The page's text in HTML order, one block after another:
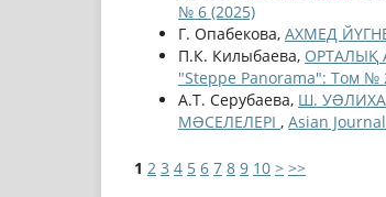
№ 6 (2025)
Г. Опабекова, АХМЕД
П.К. Килыбаева, ОРТАЛЫҚ
"Steppe Panorama": Том №
А.Т. Серубаева, Ш.
МƏСЕЛЕЛЕРІ , Asian
1 2 3 4 5 6 7 8 9 10 > >>